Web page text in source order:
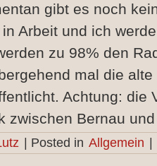
gibt es noch
Arbeit und ich
zu 98% den
mal die
Achtung: die
zwischen Bernau
Posted in Allgemein